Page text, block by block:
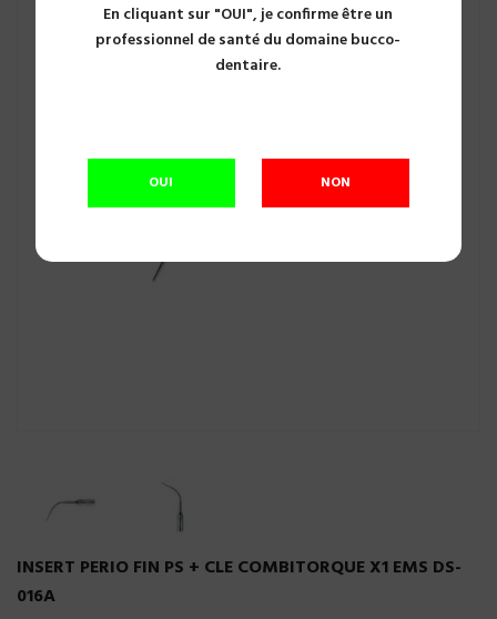
En cliquant sur "OUI", je confirme être un
professionnel de santé du domaine bucco-
dentaire.
OUI NON
INSERT PERIO FIN PS + CLE COMBITORQUE X1 EMS DS-
016A